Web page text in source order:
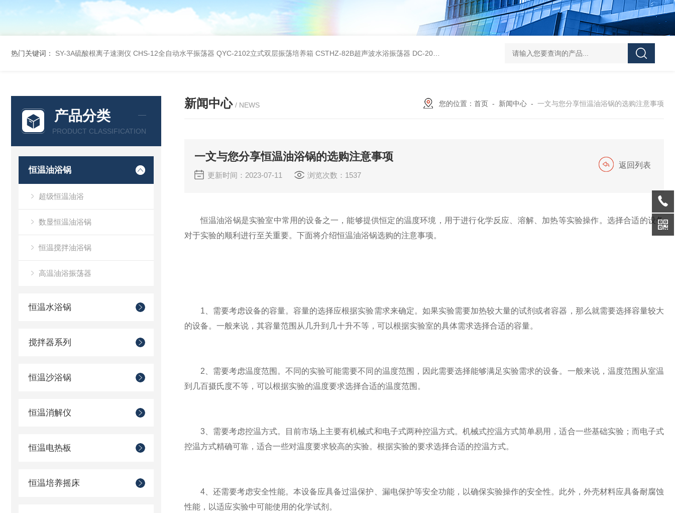
热门关键词： SY-3A硫酸根离子速测仪 CHS-12全自动水平振荡器 QYC-2102立式双层振荡培养箱 CSTHZ-82B超声波水浴振荡器 DC-20L低温恒温水浴 HY-100L大容量恒温油浴锅 YHJ-20恒温搅拌油浴锅 YHJ-4D
产品分类
PRODUCT CLASSIFICATION
恒温油浴锅
超级恒温油浴
数显恒温油浴锅
恒温搅拌油浴锅
高温油浴振荡器
恒温水浴锅
搅拌器系列
恒温沙浴锅
恒温消解仪
恒温电热板
恒温培养摇床
新闻中心 / NEWS 您的位置： 首页 - 新闻中心 - 一文与您分享恒温油浴锅的选购注意事项
一文与您分享恒温油浴锅的选购注意事项
更新时间：2023-07-11 浏览次数：1537
返回列表
恒温油浴锅是实验室中常用的设备之一，能够提供恒定的温度环境，用于进行化学反应、溶解、加热等实验操作。选择合适的设备
对于实验的顺利进行至关重要。下面将介绍恒温油浴锅选购的注意事项。
1、需要考虑设备的容量。容量的选择应根据实验需求来确定。如果实验需要加热较大量的试剂或者容器，那么就需要选择容量较大
的设备。一般来说，其容量范围从几升到几十升不等，可以根据实验室的具体需求选择合适的容量。
2、需要考虑温度范围。不同的实验可能需要不同的温度范围，因此需要选择能够满足实验需求的设备。一般来说，温度范围从室温
到几百摄氏度不等，可以根据实验的温度要求选择合适的温度范围。
3、需要考虑控温方式。目前市场上主要有机械式和电子式两种控温方式。机械式控温方式简单易用，适合一些基础实验；而电子式
控温方式精确可靠，适合一些对温度要求较高的实验。根据实验的要求选择合适的控温方式。
4、还需要考虑安全性能。本设备应具备过温保护、漏电保护等安全功能，以确保实验操作的安全性。此外，外壳材料应具备耐腐蚀
性能，以适应实验中可能使用的化学试剂。